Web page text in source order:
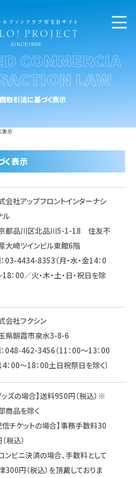
COMMERCIA
LAW
取引法に基づく表示
表示
く表示
会社アップフロントインターナシ
ル
都品川区北品川5-1-18 住友不
大崎ツインビル東館6階
03-4434-8353（月・水・金14：0
：00／火・木・土・日・祝日を除
会社フクシン
県朝霞市泉水3-8-6
048-462-3456（11：00～13：00
：00～18：00土日祝祭日を除く）
ッズの場合】送料950円（税込）※
商品を除く
信チケットの場合】事務手数料30
税込）
ンビニ決済の場合、手数料として
300円（税込）を頂戴しておりま